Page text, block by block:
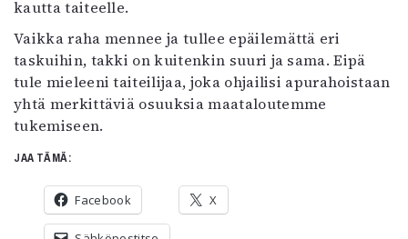
kautta taiteelle.
Vaikka raha mennee ja tullee epäilemättä eri
taskuihin, takki on kuitenkin suuri ja sama. Eipä
tule mieleeni taiteilijaa, joka ohjailisi apurahoistaan
yhtä merkittäviä osuuksia maataloutemme
tukemiseen.
JAA TÄMÄ:
Facebook X